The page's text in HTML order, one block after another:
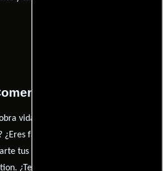
vida a través de tus opiniones. ¿Qué
fan de Karen Knox, Ellie Moon o
tus pensamientos, emociones y
¿Te hizo reír, llorar o reflexionar?